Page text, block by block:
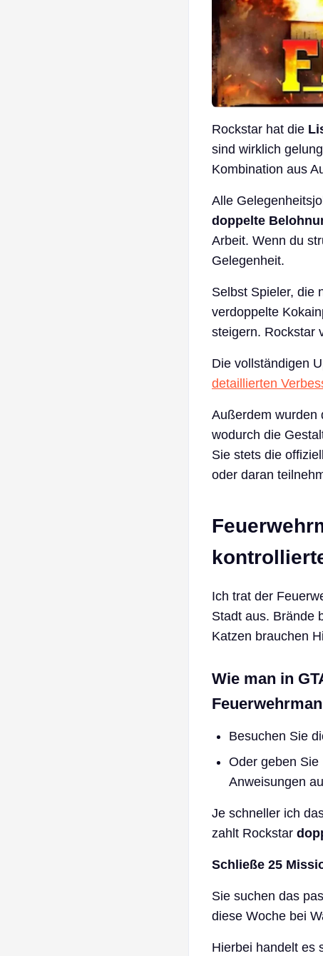
Rockstar hat die
sind wirklich
Kombination aus
Alle
doppelte
Arbeit. Wenn du
Gelegenheit.
Selbst Spieler, die
verdoppelte
steigern. Rockstar
Die vollständigen
detaillierten
Außerdem wurden
wodurch die
Sie stets die
oder daran
Ich trat der
Stadt aus. Brände
Katzen brauchen
Wie man in
Besuchen Sie
Oder geben Sie
Anweisungen
Je schneller ich
zahlt Rockstar
Schließe 25
Sie suchen das
diese Woche bei
Hierbei handelt es